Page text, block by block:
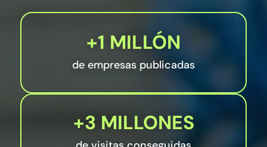
+1 MILLÓN
de empresas publicadas
+3 MILLONES